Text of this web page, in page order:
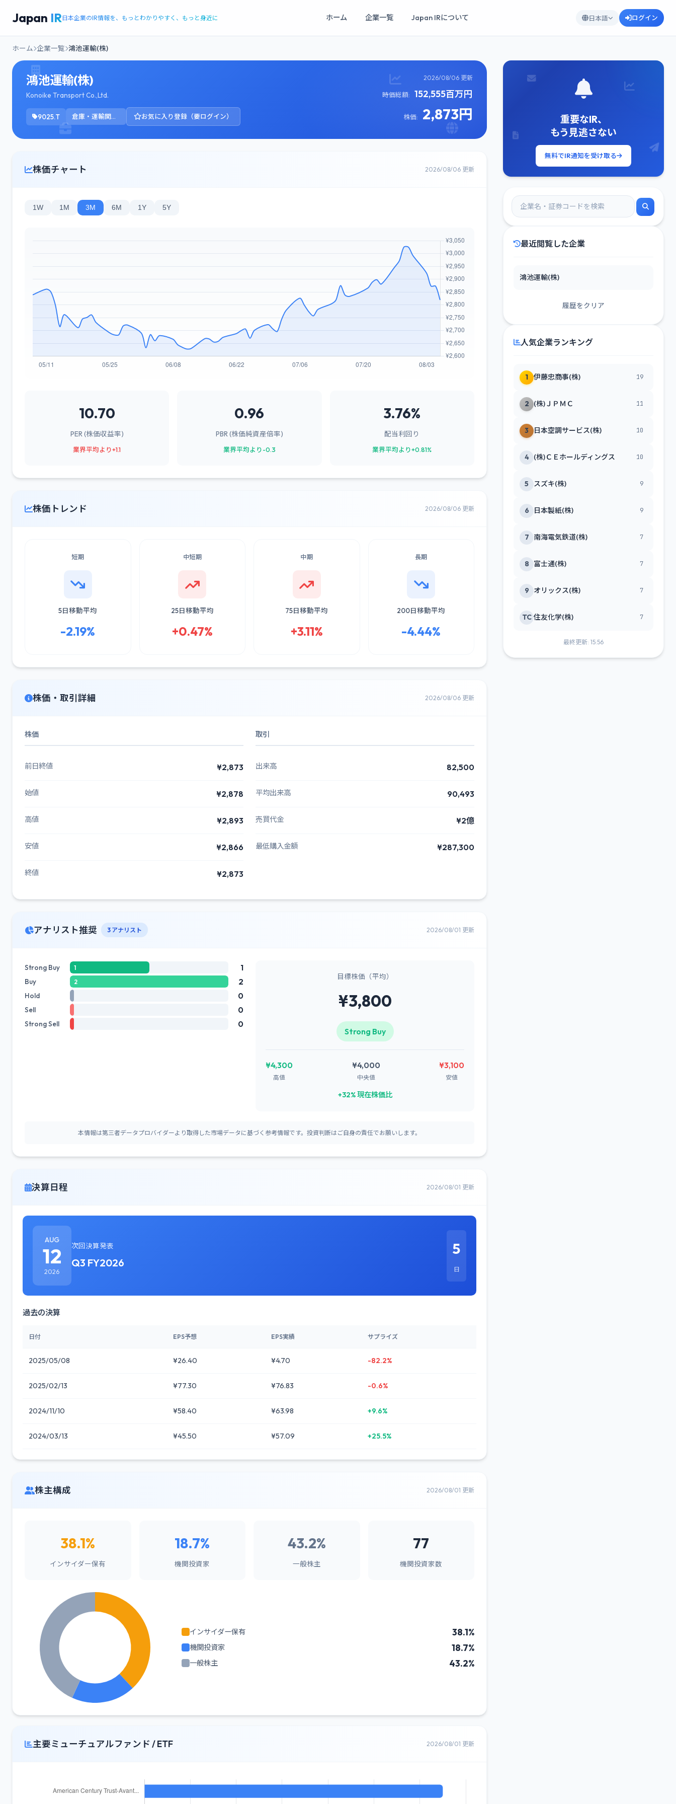
Japan IR日本企業のIR情報を、もっとわかりやすく、もっと身近に ホーム 企業一覧 Japan IRについて 日本語 ログイン
ホーム 企業一覧 鴻池運輸(株)
鴻池運輸(株)
Konoike Transport Co.,Ltd.
9025.T 倉庫・運輸関連業 お気に入り登録（要ログイン）
2026/08/06 更新
時価総額: 152,555百万円
株価: 2,873円
株価チャート 2026/08/06 更新
1W 1M 3M 6M 1Y 5Y
10.70
PER (株価収益率)
業界平均より+1.1
0.96
PBR (株価純資産倍率)
業界平均より-0.3
3.76%
配当利回り
業界平均より+0.81%
株価トレンド 2026/08/06 更新
短期
5日移動平均
-2.19%
中短期
25日移動平均
+0.47%
中期
75日移動平均
+3.11%
長期
200日移動平均
-4.44%
株価・取引詳細 2026/08/06 更新
株価
前日終値 ¥2,873
始値 ¥2,878
高値 ¥2,893
安値 ¥2,866
終値 ¥2,873
取引
出来高 82,500
平均出来高 90,493
売買代金 ¥2億
最低購入金額 ¥287,300
アナリスト推奨 3 アナリスト 2026/08/01 更新
Strong Buy 1 1
Buy 2 2
Hold 0
Sell 0
Strong Sell 0
目標株価（平均）
¥3,800
Strong Buy
¥4,300
高値
¥4,000
中央値
¥3,100
安値
+32% 現在株価比
本情報は第三者データプロバイダーより取得した市場データに基づく参考情報です。投資判断はご自身の責任でお願いします。
決算日程 2026/08/01 更新
AUG
12
2026
次回決算発表
Q3 FY2026
5
日
過去の決算
日付 EPS予想 EPS実績 サプライズ
2025/05/08 ¥26.40 ¥4.70 -82.2%
2025/02/13 ¥77.30 ¥76.83 -0.6%
2024/11/10 ¥58.40 ¥63.98 +9.6%
2024/03/13 ¥45.50 ¥57.09 +25.5%
株主構成 2026/08/01 更新
38.1%
インサイダー保有
18.7%
機関投資家
43.2%
一般株主
77
機関投資家数
インサイダー保有 38.1%
機関投資家 18.7%
一般株主 43.2%
主要ミューチュアルファンド / ETF 2026/08/01 更新
重要なIR、
もう見逃さない
無料でIR通知を受け取る
最近閲覧した企業
鴻池運輸(株)
履歴をクリア
人気企業ランキング
1 伊藤忠商事(株) 19
2 (株)ＪＰＭＣ 11
3 日本空調サービス(株) 10
4 (株)ＣＥホールディングス 10
5 スズキ(株) 9
6 日本製紙(株) 9
7 南海電気鉄道(株) 7
8 富士通(株) 7
9 オリックス(株) 7
TC 住友化学(株) 7
最終更新: 15:56